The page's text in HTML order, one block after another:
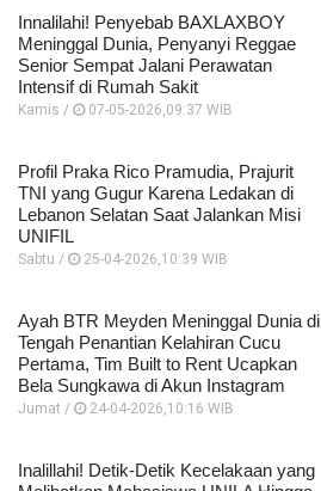
Innalilahi! Penyebab BAXLAXBOY
Meninggal Dunia, Penyanyi Reggae
Senior Sempat Jalani Perawatan
Intensif di Rumah Sakit
Kamis / 07-05-2026,09:37 WIB
Profil Praka Rico Pramudia, Prajurit
TNI yang Gugur Karena Ledakan di
Lebanon Selatan Saat Jalankan Misi
UNIFIL
Sabtu / 25-04-2026,10:39 WIB
Ayah BTR Meyden Meninggal Dunia di
Tengah Penantian Kelahiran Cucu
Pertama, Tim Built to Rent Ucapkan
Bela Sungkawa di Akun Instagram
Jumat / 24-04-2026,10:16 WIB
Inalillahi! Detik-Detik Kecelakaan yang